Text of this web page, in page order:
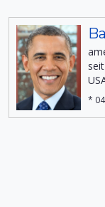
*